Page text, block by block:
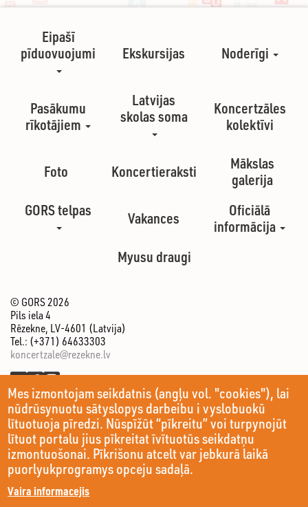
Mes izmontojam seikdatnis (angļu vol. "cookies"), lai
nūdrūsynuotu sātyslopys darbeibu i vyslobuokū
lītuotuoja pīredzi. Nūspīžūt “pīkreitu” voi turpynojūt
lītuot portalu jius pīkreitat īvītuotūs seikdatņu
izmontuošonai. Pīkrišonu atcelt var jebkurā laikā
puorlyukprogramys opceju sadaļā.
Vaira informacejis
Eipašī
pīduovuojumi
Ekskursijas Noderīgi
Pasākumu
rīkotājiem
Latvijas
skolas soma
Koncertzāles
kolektīvi
Foto Koncertieraksti
Mākslas
galerija
GORS telpas
Vakances
Oficiālā
informācija
Myusu draugi
© GORS 2026
Pils iela 4
Rēzekne, LV-4601 (Latvija)
Tel.: (+371) 64633303
koncertzale@rezekne.lv